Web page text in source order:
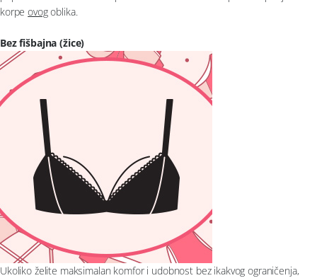
korpeovogoblika.
Bez fišbajna (žice)
Ukoliko želite maksimalan komfor i udobnost bez ikakvog ograničenja,